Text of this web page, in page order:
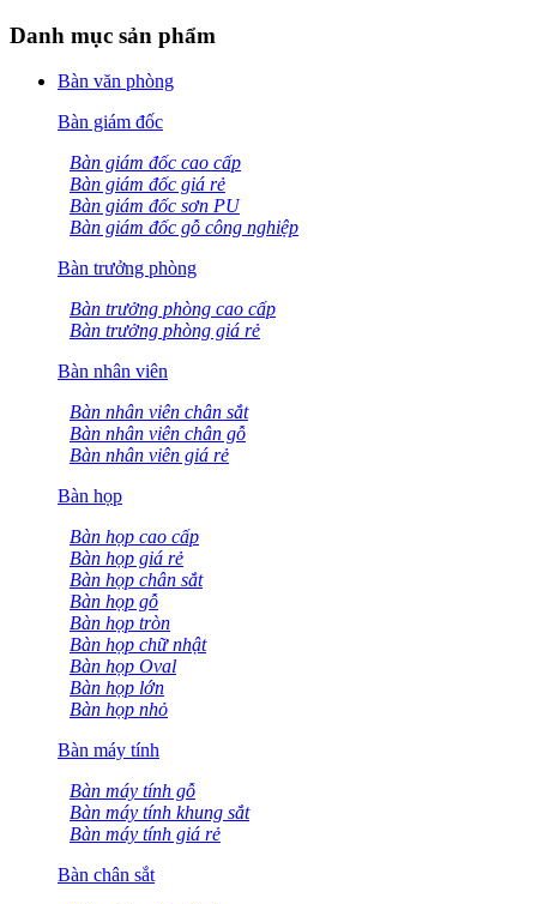
Danh mục sản phẩm
Bàn văn phòng
Bàn giám đốc
Bàn giám đốc cao cấp
Bàn giám đốc giá rẻ
Bàn giám đốc sơn PU
Bàn giám đốc gỗ công nghiệp
Bàn trưởng phòng
Bàn trưởng phòng cao cấp
Bàn trưởng phòng giá rẻ
Bàn nhân viên
Bàn nhân viên chân sắt
Bàn nhân viên chân gỗ
Bàn nhân viên giá rẻ
Bàn họp
Bàn họp cao cấp
Bàn họp giá rẻ
Bàn họp chân sắt
Bàn họp gỗ
Bàn họp tròn
Bàn họp chữ nhật
Bàn họp Oval
Bàn họp lớn
Bàn họp nhỏ
Bàn máy tính
Bàn máy tính gỗ
Bàn máy tính khung sắt
Bàn máy tính giá rẻ
Bàn chân sắt